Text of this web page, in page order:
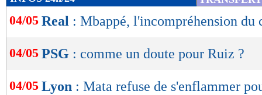
de
lecture
OK
04/05 Real : Mbappé, l'incompréhension du
04/05 PSG : comme un doute pour Ruiz ?
04/05 Lyon : Mata refuse de s'enflammer